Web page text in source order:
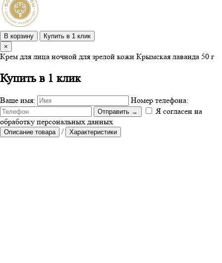
В корзину
Купить в 1 клик
×
Крем для лица ночной для зрелой кожи Крымская лаванда 50 г
Купить в 1 клик
Ваше имя: Номер телефона:
Отправить →
Я согласен на
обработку персональных данных
Описание товара / Характеристики